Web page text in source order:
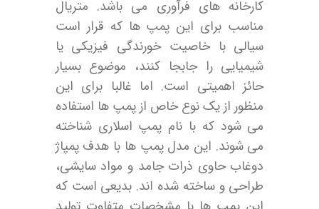
کارخانه های فرآوری می باشد. متریال
مناسب برای این پمپ ها که قرار است
سیالی با خاصیت خورندگی فیزیکی یا
شیمیایی را جابجا کنند، موضوع بسیار
حائز اهمیتی است. اما غالبا برای این
منظور از یک نوع خاص از پمپ ها استفاده
می شود که با نام پمپ اسلاری شناخته
می شوند. این مدل پمپ ها با هدف پمپاژ
دوغاب حاوی ذرات جامد و مواد سایشی،
طراحی و ساخته شده اند. بدیعی است که